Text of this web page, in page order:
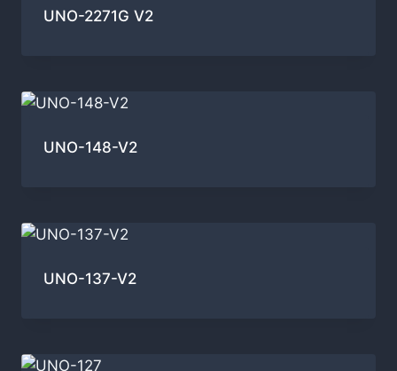
UNO-2271G V2
UNO-148-V2
UNO-137-V2